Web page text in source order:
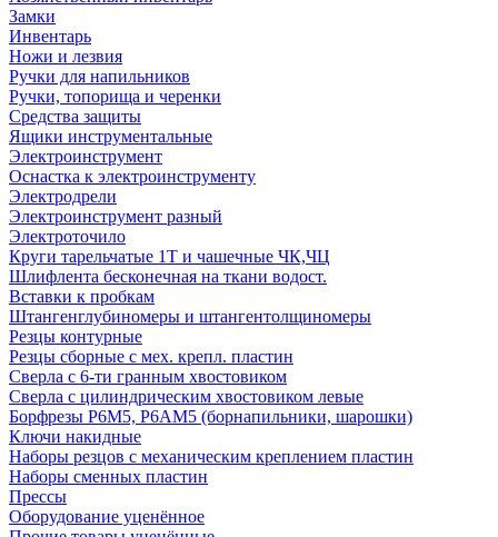
Замки
Инвентарь
Ножи и лезвия
Ручки для напильников
Ручки, топорища и черенки
Средства защиты
Ящики инструментальные
Электроинструмент
Оснастка к электроинструменту
Электродрели
Электроинструмент разный
Электроточило
Круги тарельчатые 1Т и чашечные ЧК,ЧЦ
Шлифлента бесконечная на ткани водост.
Вставки к пробкам
Штангенглубиномеры и штангентолщиномеры
Резцы контурные
Резцы сборные с мех. крепл. пластин
Сверла с 6-ти гранным хвостовиком
Сверла с цилиндрическим хвостовиком левые
Борфрезы Р6М5, Р6АМ5 (борнапильники, шарошки)
Ключи накидные
Наборы резцов с механическим креплением пластин
Наборы сменных пластин
Прессы
Оборудование уценённое